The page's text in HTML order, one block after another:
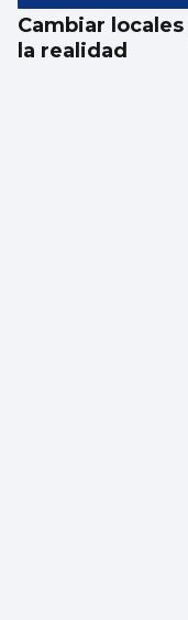
Cambiar
la realidad